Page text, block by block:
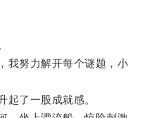
努力解开每个谜题，小
了一股成就感。